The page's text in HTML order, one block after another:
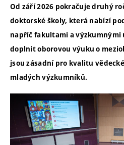
Od září 2026 pokračuje druhý
doktorské školy, která nabízí
napříč fakultami a výzkumnými
doplnit oborovou výuku o
jsou zásadní pro kvalitu
mladých výzkumníků.